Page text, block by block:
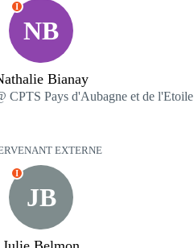
NB
I
Bianay
CPTS Pays d'Aubagne et de l'Etoile
EXTERNE
JB
I